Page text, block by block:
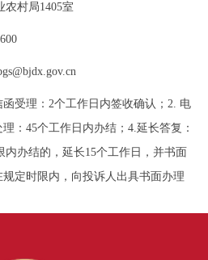
农村局1405室
理：2个工作日内签收确认；2. 电
：45个工作日内办结；4.延长答复：
内办结的，延长15个工作日，并书面
定时限内，向投诉人出具书面办理